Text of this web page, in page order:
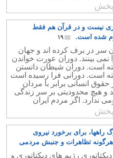
در حال شکنجه اند.
پخش
نیست و در قرآن هم فقط
شده است.
۱۹
سر در برف کرده اند و جهان
نمی بینند. دوران عورت خواندن
است. دوران شیطان دانستن
است. دورانی فرا رسیده است
حقوق انسانی برابر با مردان
و هیچ محدودیتی بر سر زندگی
ندارد. اگر مردم ایران
دروغ سرگرم باشند حتی همان
اسلام 1400 سال پیش هم حجاب اجباری
حجاب اختراع زن ستیزان دین
پخش
راهها، برای برخورد نیروی
هرگونه تظاهرات و جنبش مردمی
رژیم های دیکتاتوری و